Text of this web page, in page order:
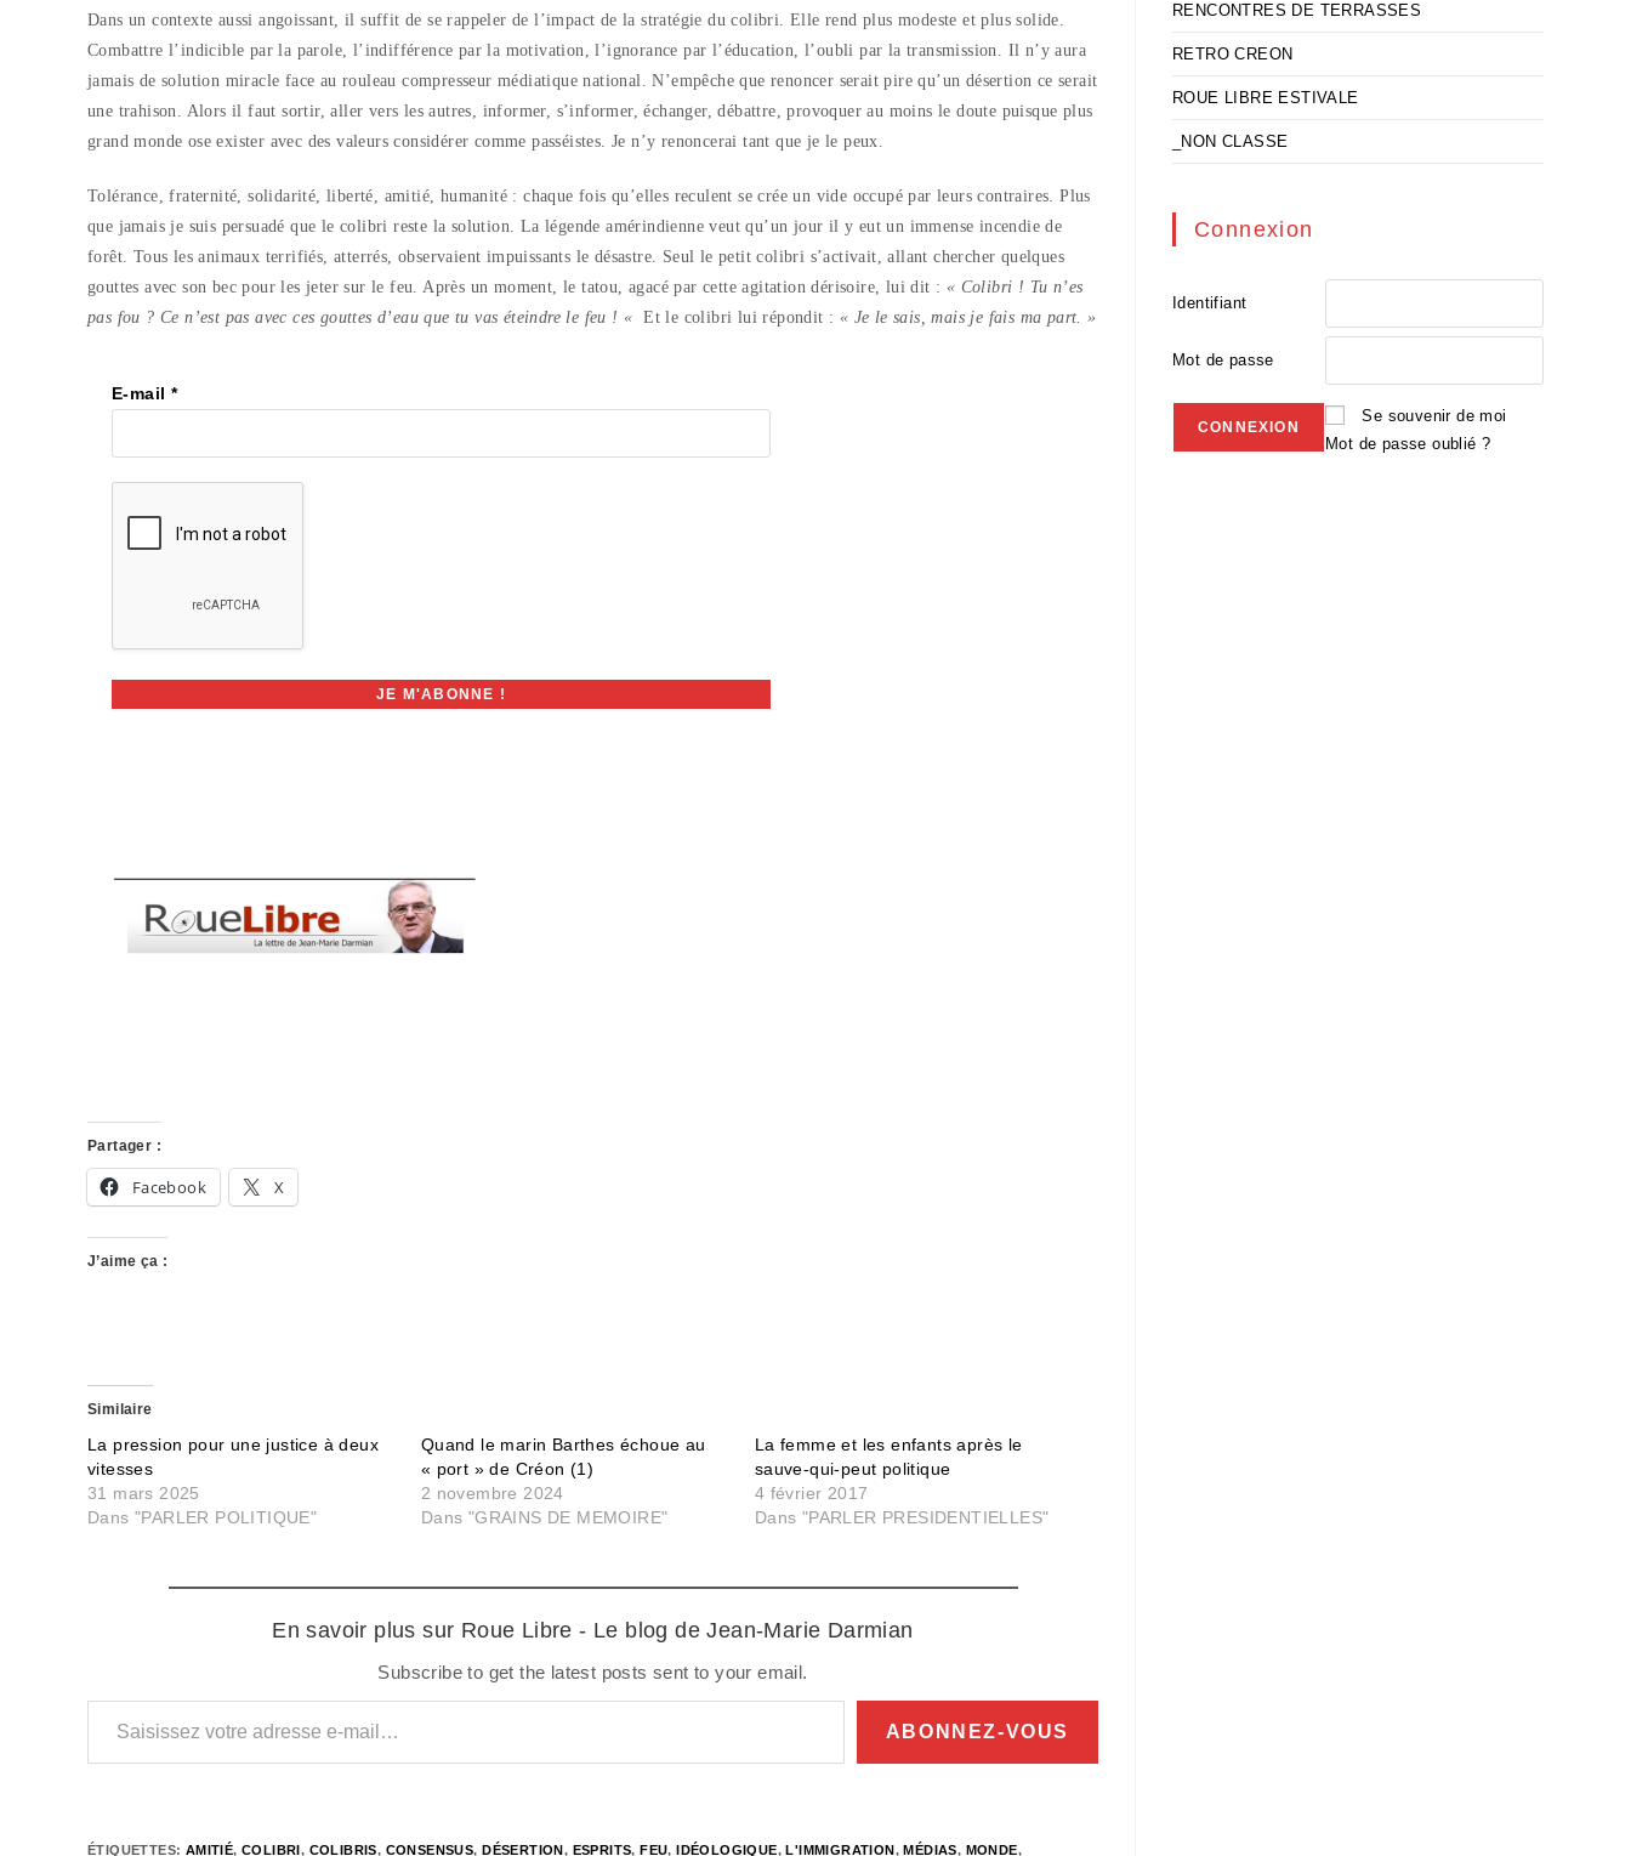
Dans un contexte aussi angoissant, il suffit de se rappeler de l’impact de la stratégie du colibri. Elle rend plus modeste et plus solide.
Combattre l’indicible par la parole, l’indifférence par la motivation, l’ignorance par l’éducation, l’oubli par la transmission. Il n’y aura
jamais de solution miracle face au rouleau compresseur médiatique national. N’empêche que renoncer serait pire qu’un désertion ce serait
une trahison. Alors il faut sortir, aller vers les autres, informer, s’informer, échanger, débattre, provoquer au moins le doute puisque plus
grand monde ose exister avec des valeurs considérer comme passéistes. Je n’y renoncerai tant que je le peux.
Tolérance, fraternité, solidarité, liberté, amitié, humanité : chaque fois qu’elles reculent se crée un vide occupé par leurs contraires. Plus
que jamais je suis persuadé que le colibri reste la solution. La légende amérindienne veut qu’un jour il y eut un immense incendie de
forêt. Tous les animaux terrifiés, atterrés, observaient impuissants le désastre. Seul le petit colibri s’activait, allant chercher quelques
gouttes avec son bec pour les jeter sur le feu. Après un moment, le tatou, agacé par cette agitation dérisoire, lui dit : « Colibri ! Tu n’es
pas fou ? Ce n’est pas avec ces gouttes d’eau que tu vas éteindre le feu ! « Et le colibri lui répondit : « Je le sais, mais je fais ma part. »
E-mail *
Partager :
Facebook X
J’aime ça :
Similaire
La pression pour une justice à deux
vitesses
31 mars 2025
Dans "PARLER POLITIQUE"
Quand le marin Barthes échoue au
« port » de Créon (1)
2 novembre 2024
Dans "GRAINS DE MEMOIRE"
La femme et les enfants après le
sauve-qui-peut politique
4 février 2017
Dans "PARLER PRESIDENTIELLES"
En savoir plus sur Roue Libre - Le blog de Jean-Marie Darmian
Subscribe to get the latest posts sent to your email.
Saisissez votre adresse e-mail…
ABONNEZ-VOUS
ÉTIQUETTES: AMITIÉ, COLIBRI, COLIBRIS, CONSENSUS, DÉSERTION, ESPRITS, FEU, IDÉOLOGIQUE, L'IMMIGRATION, MÉDIAS, MONDE,
RENCONTRES DE TERRASSES
RETRO CREON
ROUE LIBRE ESTIVALE
_NON CLASSE
Connexion
Identifiant
Mot de passe
Se souvenir de moi
Mot de passe oublié ?